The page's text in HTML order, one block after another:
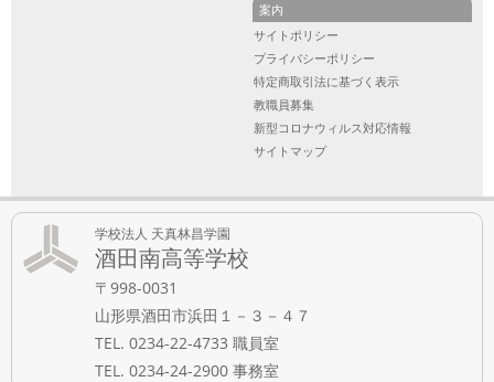
案内
サイトポリシー
プライバシーポリシー
特定商取引法に基づく表示
教職員募集
新型コロナウィルス対応情報
サイトマップ
学校法人 天真林昌学園
酒田南高等学校
〒998-0031
山形県酒田市浜田１－３－４７
TEL. 0234-22-4733 職員室
TEL. 0234-24-2900 事務室